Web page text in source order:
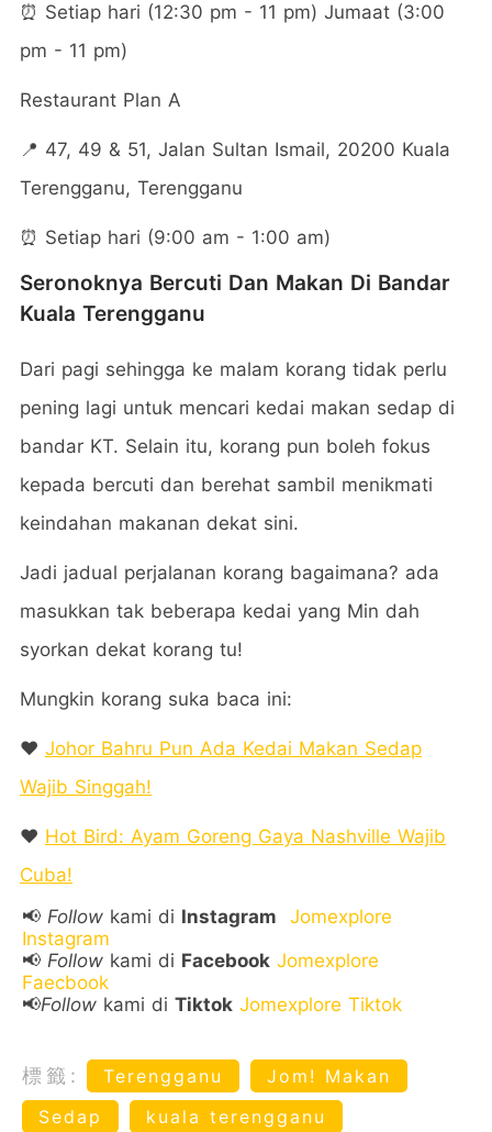
⏰ Setiap hari (12:30 pm - 11 pm) Jumaat (3:00
pm - 11 pm)
Restaurant Plan A
📍 47, 49 & 51, Jalan Sultan Ismail, 20200 Kuala
Terengganu, Terengganu
⏰ Setiap hari (9:00 am - 1:00 am)
Seronoknya Bercuti Dan Makan Di Bandar
Kuala Terengganu
Dari pagi sehingga ke malam korang tidak perlu
pening lagi untuk mencari kedai makan sedap di
bandar KT. Selain itu, korang pun boleh fokus
kepada bercuti dan berehat sambil menikmati
keindahan makanan dekat sini.
Jadi jadual perjalanan korang bagaimana? ada
masukkan tak beberapa kedai yang Min dah
syorkan dekat korang tu!
Mungkin korang suka baca ini:
❤️ Johor Bahru Pun Ada Kedai Makan Sedap
Wajib Singgah!
❤️ Hot Bird: Ayam Goreng Gaya Nashville Wajib
Cuba!
📢 Follow kami di Instagram
Jomexplore
Instagram
📢 Follow kami di Facebook Jomexplore
Faecbook
📢Follow kami di Tiktok Jomexplore Tiktok
標籤: Terengganu
Jom! Makan
Sedap
kuala terengganu